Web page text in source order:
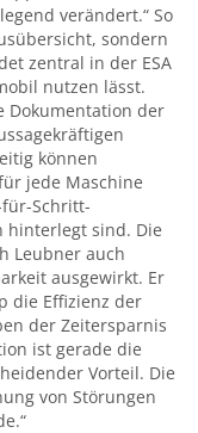
verändert.“ So
sondern
zentral in der ESA
nutzen lässt.
Dokumentation der
können
jede Maschine
Schritt-
hinterlegt sind. Die
Leubner auch
ausgewirkt. Er
die Effizienz der
der Zeitersparnis
ist gerade die
Vorteil. Die
von Störungen